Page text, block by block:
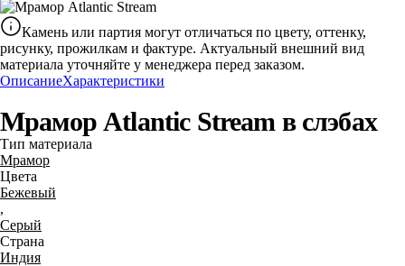
Камень или партия могут отличаться по цвету, оттенку,
рисунку, прожилкам и фактуре. Актуальный внешний вид
материала уточняйте у менеджера перед заказом.
ОписаниеХарактеристики
Мрамор Atlantic Stream в слэбах
Тип материала
Мрамор
Цвета
Бежевый
,
Серый
Страна
Индия